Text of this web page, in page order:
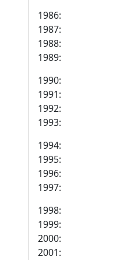
1986:
1987:
1988:
1989:
1990:
1991:
1992:
1993:
1994:
1995:
1996:
1997:
1998:
1999:
2000:
2001: